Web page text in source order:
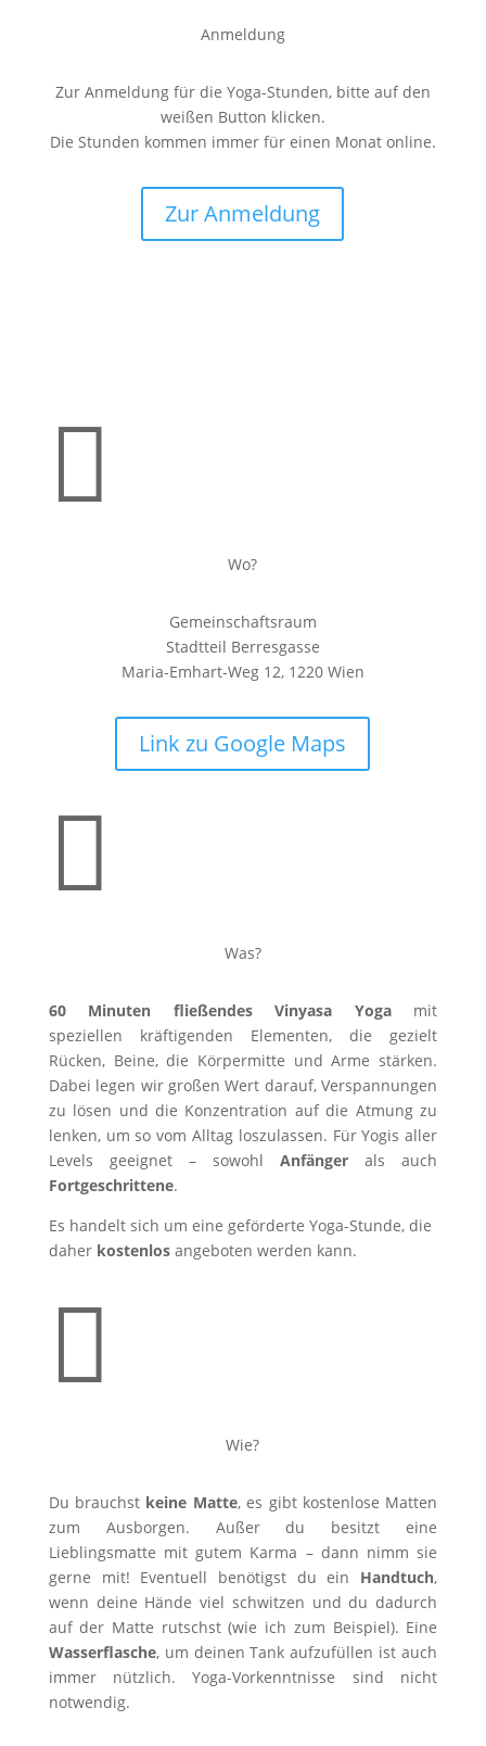
Anmeldung
Zur Anmeldung für die Yoga-Stunden, bitte auf den
weißen Button klicken.
Die Stunden kommen immer für einen Monat online.
Zur Anmeldung

Wo?
Gemeinschaftsraum
Stadtteil Berresgasse
Maria-Emhart-Weg 12, 1220 Wien
Link zu Google Maps

Was?
60 Minuten fließendes Vinyasa Yogamit
speziellen kräftigenden Elementen, die gezielt
Rücken, Beine, die Körpermitte und Arme stärken.
Dabei legen wir großen Wert darauf, Verspannungen
zu lösen und die Konzentration auf die Atmung zu
lenken, um so vom Alltag loszulassen. Für Yogis aller
Levels geeignet – sowohlAnfänger als auch
Fortgeschrittene.
Es handelt sich um eine geförderte Yoga-Stunde, die
daher kostenlos angeboten werden kann.

Wie?
Du brauchst keine Matte, es gibt kostenlose Matten
zum Ausborgen. Außer du besitzt eine
Lieblingsmatte mit gutem Karma – dann nimm sie
gerne mit! Eventuell benötigst du ein Handtuch,
wenn deine Hände viel schwitzen und du dadurch
auf der Matte rutschst (wie ich zum Beispiel). Eine
Wasserflasche, um deinen Tank aufzufüllen ist auch
immer nützlich. Yoga-Vorkenntnisse sind nicht
notwendig.